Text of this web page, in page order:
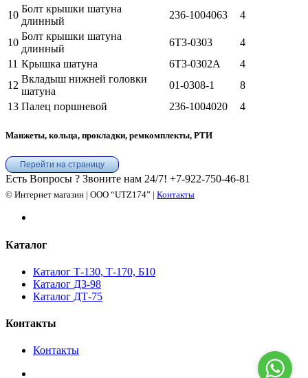
10
Болт крышки шатуна
длинный
236-1004063 4
10
Болт крышки шатуна
длинный
6Т3-0303
4
11 Крышка шатуна 6Т3-0302А
4
12
Вкладыш нижней головки
шатуна
01-0308-1
8
13 Палец поршневой 236-1004020 4
Манжеты, кольца, прокладки, ремкомплекты, РТИ
Перейти на страницу
Есть Вопросы ? Звоните нам 24/7! +7-922-750-46-81
© Интернет магазин | ООО “UTZ174” | Контакты
Каталог
Каталог Т-130, Т-170, Б10
Каталог ДЗ-98
Каталог ДТ-75
Контакты
Контакты